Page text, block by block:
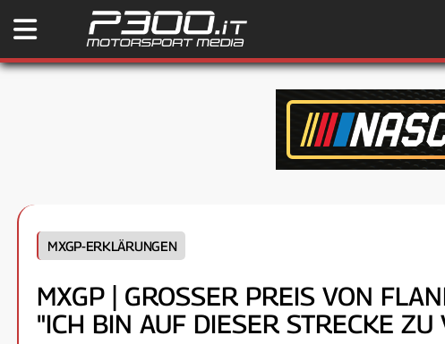
MXGP-ERKLÄRUNGEN
MXGP | GROSSER PREIS VON
ICH BIN AUF DIESER STRECKE ZU